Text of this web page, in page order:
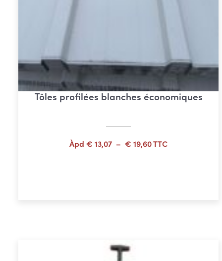
Tôles profilées blanches économiques
Àpd € 13,07 – € 19,60Plage
TTC